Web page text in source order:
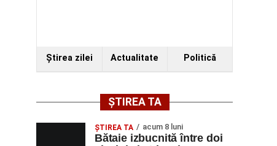
Ştirea zilei Actualitate Politică
ȘTIREA TA
ŞTIREA TA acum 8 luni
Bătaie izbucnită între doi